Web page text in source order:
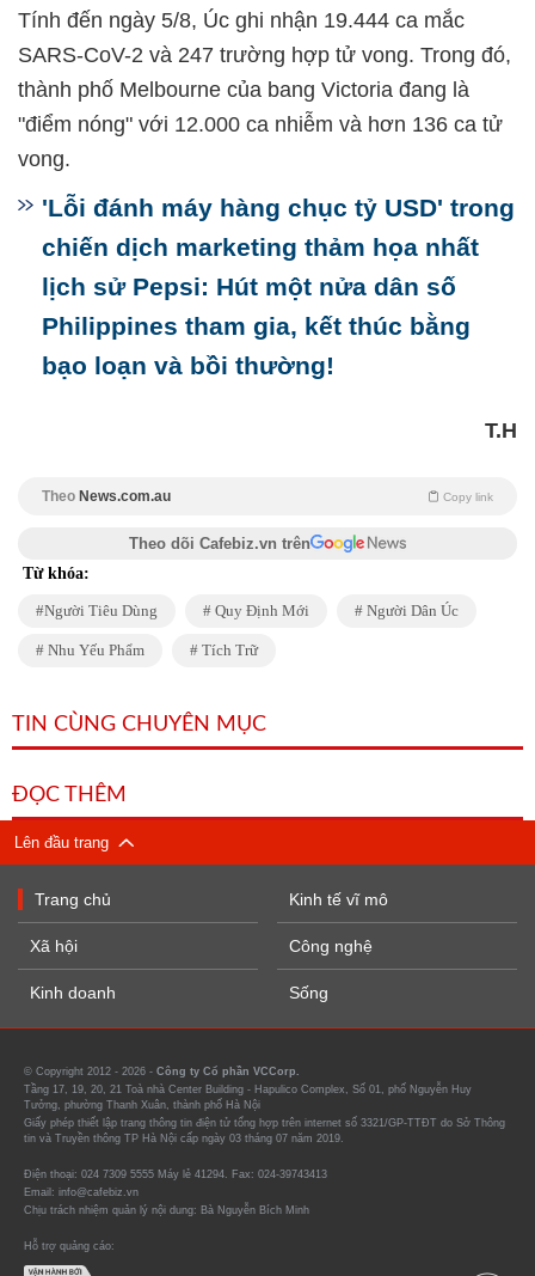
Tính đến ngày 5/8, Úc ghi nhận 19.444 ca mắc
SARS-CoV-2 và 247 trường hợp tử vong. Trong đó,
thành phố Melbourne của bang Victoria đang là
"điểm nóng" với 12.000 ca nhiễm và hơn 136 ca tử
vong.
'Lỗi đánh máy hàng chục tỷ USD' trong
chiến dịch marketing thảm họa nhất
lịch sử Pepsi: Hút một nửa dân số
Philippines tham gia, kết thúc bằng
bạo loạn và bồi thường!
T.H
Theo News.com.au Copy link
Theo dõi Cafebiz.vn trên
Từ khóa:
Người Tiêu Dùng Quy Định Mới Người Dân Úc
Nhu Yếu Phẩm Tích Trữ
TIN CÙNG CHUYÊN MỤC
ĐỌC THÊM
Lên đầu trang
Trang chủ
Xã hội
Kinh doanh
Kinh tế vĩ mô
Công nghệ
Sống
© Copyright 2012 - 2026 - Công ty Cổ phần VCCorp.
Tầng 17, 19, 20, 21 Toà nhà Center Building - Hapulico Complex, Số 01, phố Nguyễn Huy
Tưởng, phường Thanh Xuân, thành phố Hà Nội
Giấy phép thiết lập trang thông tin điện tử tổng hợp trên internet số 3321/GP-TTĐT do Sở Thông
tin và Truyền thông TP Hà Nội cấp ngày 03 tháng 07 năm 2019.
Điện thoại: 024 7309 5555 Máy lẻ 41294. Fax: 024-39743413
Email: info@cafebiz.vn
Chịu trách nhiệm quản lý nội dung: Bà Nguyễn Bích Minh
Hỗ trợ quảng cáo: